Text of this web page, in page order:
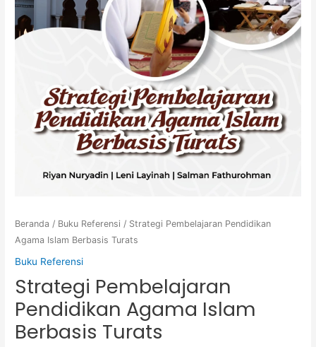
Beranda / Buku Referensi / Strategi Pembelajaran Pendidikan
Agama Islam Berbasis Turats
Buku Referensi
Strategi Pembelajaran
Pendidikan Agama Islam
Berbasis Turats